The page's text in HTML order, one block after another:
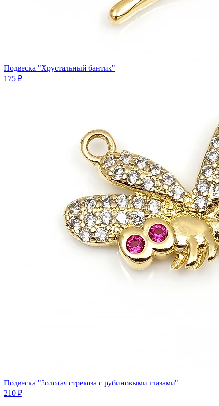
Подвеска "Хрустальный бантик"
175 ₽
Подвеска "Золотая стрекоза с рубиновыми глазами"
210 ₽